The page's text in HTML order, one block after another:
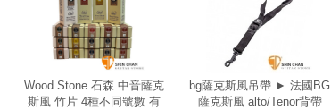
Wood Stone 石森 中音薩克
斯風 竹片 4種不同號數 有
bg薩克斯風吊帶 ► 法國BG
薩克斯風 alto/Tenor背帶